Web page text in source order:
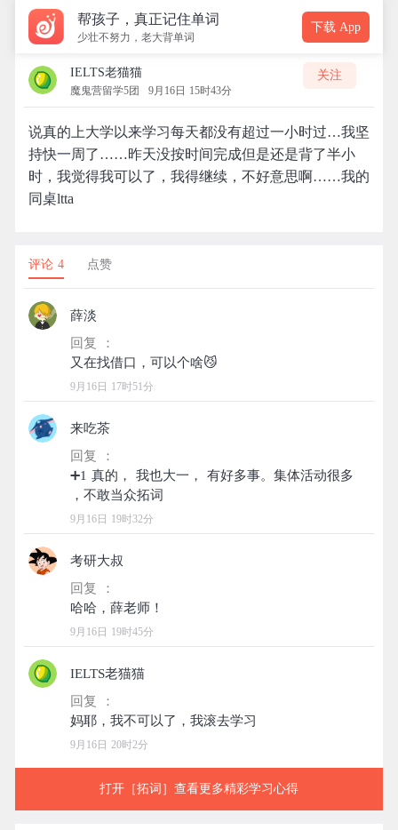
帮孩子，真正记住单词
少壮不努力，老大背单词
下载 App
IELTS老猫猫
魔鬼营留学5团 9月16日 15时43分
关注
说真的上大学以来学习每天都没有超过一小时过…我坚
持快一周了……昨天没按时间完成但是还是背了半小
时，我觉得我可以了，我得继续，不好意思啊……我的
同桌ltta
评论 4 点赞
薛淡
回复 ：
9月16日 17时51分
来吃茶
回复 ：
➕1 真的， 我也大一， 有好多事。集体活动很多
9月16日 19时32分
考研大叔
回复 ：
9月16日 19时45分
IELTS老猫猫
回复 ：
9月16日 20时2分
打开［拓词］查看更多精彩学习心得